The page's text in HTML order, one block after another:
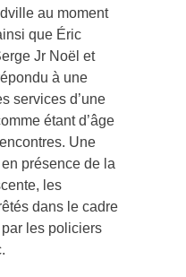
au moment
que Éric
Jr Noël et
à une
services d’une
étant d’âge
Une
présence de la
les
dans le cadre
les policiers